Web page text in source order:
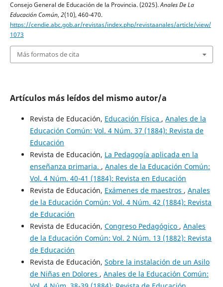
Consejo General de Educación de la Provincia. (2025).Anales De La
Educación Común, 2(10), 460-470.
https://cendie.abc.gob.ar/revistas/index.php/revistaanales/article/view/
1073
Más formatos de cita
Artículos más leídos del mismo autor/a
Revista de Educación, Educación Física , Anales de la
Educación Común: Vol. 4 Núm. 37 (1884): Revista de
Educación
Revista de Educación, La Pedagogía aplicada en la
enseñanza primaria. , Anales de la Educación Común:
Vol. 4 Núm. 40-41 (1884): Revista en Educación
Revista de Educación, Exámenes de maestros , Anales
de la Educación Común: Vol. 4 Núm. 42 (1884): Revista
de Educación
Revista de Educación, Congreso Pedagógico , Anales
de la Educación Común: Vol. 2 Núm. 13 (1882): Revista
de Educación
Revista de Educación, Sobre la instalación de un Asilo
de Niñas en Dolores , Anales de la Educación Común: